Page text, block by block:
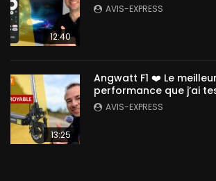
12:40
AVIS-EXPRESS
13:25
Angwatt F1 ❤️ Le
performance que j’ai
AVIS-EXPRESS